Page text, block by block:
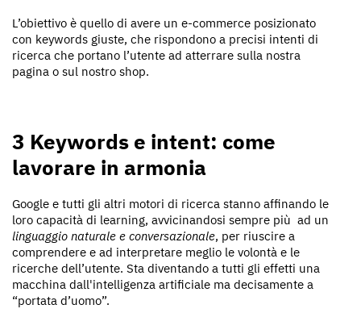
L’obiettivo è quello di avere un e-commerce posizionato
con keywords giuste, che rispondono a precisi intenti di
ricerca che portano l’utente ad atterrare sulla nostra
pagina o sul nostro shop.
3 Keywords e intent: come
lavorare in armonia
Google e tutti gli altri motori di ricerca stanno affinando le
loro capacità di learning, avvicinandosi sempre più ad un
linguaggio naturale e conversazionale, per riuscire a
comprendere e ad interpretare meglio le volontà e le
ricerche dell’utente. Sta diventando a tutti gli effetti una
macchina dall'intelligenza artificiale ma decisamente a
“portata d’uomo”.